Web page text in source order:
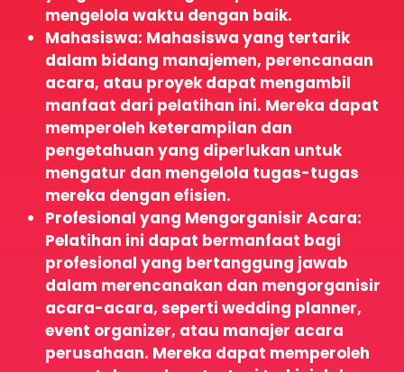
mengelola waktu dengan baik.
Mahasiswa: Mahasiswa yang tertarik
dalam bidang manajemen, perencanaan
acara, atau proyek dapat mengambil
manfaat dari pelatihan ini. Mereka dapat
memperoleh keterampilan dan
pengetahuan yang diperlukan untuk
mengatur dan mengelola tugas-tugas
mereka dengan efisien.
Profesional yang Mengorganisir Acara:
Pelatihan ini dapat bermanfaat bagi
profesional yang bertanggung jawab
dalam merencanakan dan mengorganisir
acara-acara, seperti wedding planner,
event organizer, atau manajer acara
perusahaan. Mereka dapat memperoleh